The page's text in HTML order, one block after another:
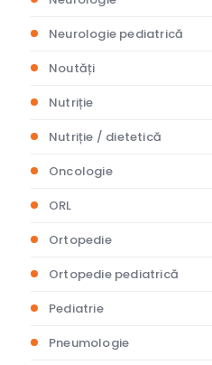
Neurologie pediatrică
Noutăți
Nutriție
Nutriție / dietetică
Oncologie
ORL
Ortopedie
Ortopedie pediatrică
Pediatrie
Pneumologie